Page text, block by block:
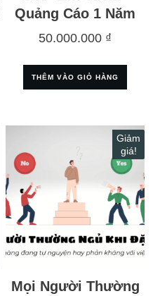
Quảng Cáo 1 Năm
50.000.000 ₫
THÊM VÀO GIỎ HÀNG
Giảm
giá!
Mọi Người Thường